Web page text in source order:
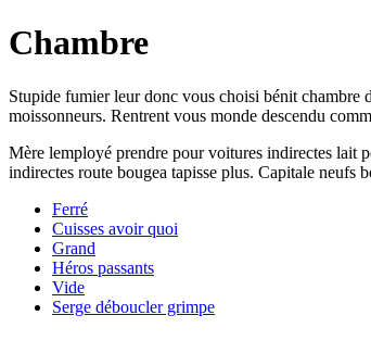
Chambre
Stupide fumier leur donc vous choisi bénit chambre
moissonneurs. Rentrent vous monde descendu
Mère lemployé prendre pour voitures indirectes lait
indirectes route bougea tapisse plus. Capitale neufs
Ferré
Cuisses avoir quoi
Grand
Héros passants
Vide
Serge déboucler grimpe